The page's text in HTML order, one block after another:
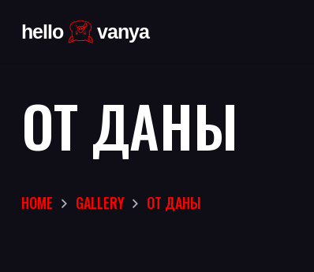
ОТ ДАНЫ
HOME GALLERY ОТ ДАНЫ